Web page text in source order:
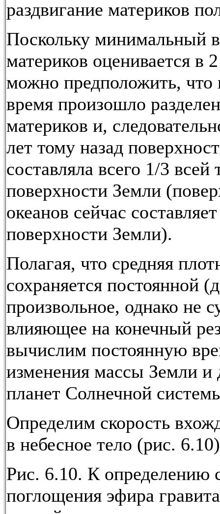
раздвигание материков
Поскольку минимальный
материков оценивается в
можно предположить, что
время произошло
материков и,
лет тому назад
составляла всего 1/3
поверхности Земли
океанов сейчас
поверхности Земли).
Полагая, что средняя
сохраняется постоянной
произвольное, однако не
влияющее на конечный
вычислим постоянную
изменения массы Земли и
планет Солнечной
Определим скорость
в небесное тело (рис.
Рис. 6.10. К определению
поглощения эфира